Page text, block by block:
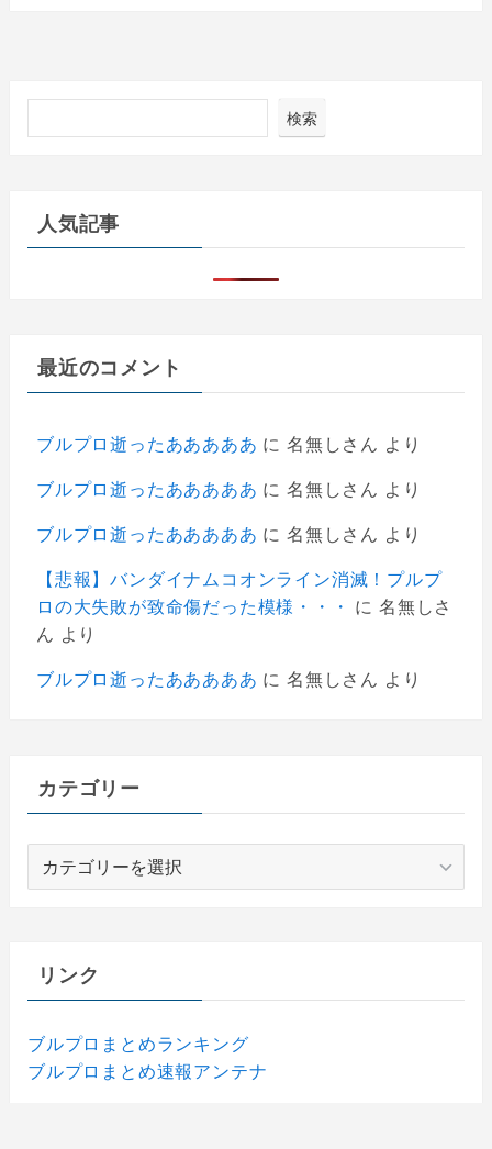
検索
人気記事
最近のコメント
ブルプロ逝ったあああああ に 名無しさん より
ブルプロ逝ったあああああ に 名無しさん より
ブルプロ逝ったあああああ に 名無しさん より
【悲報】バンダイナムコオンライン消滅！プルプ
ロの大失敗が致命傷だった模様・・・
に 名無しさ
ん より
ブルプロ逝ったあああああ に 名無しさん より
カテゴリー
ーリンク
ブルプロまとめランキング
ブルプロまとめ速報アンテナ